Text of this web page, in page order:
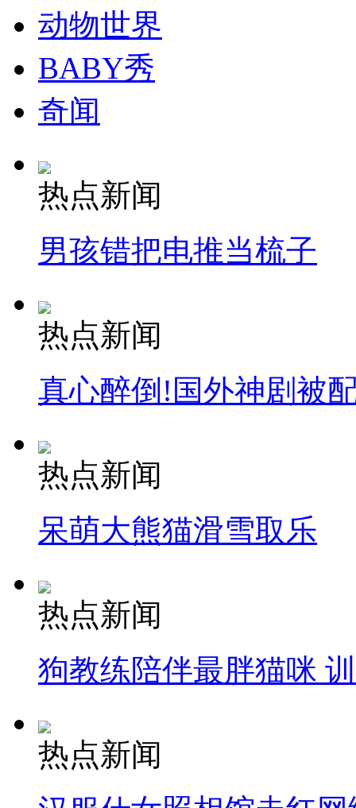
纽约上演“枕头大战”
司机酒驾遇交警 急速倒车逃窜
动物世界
BABY秀
奇闻
热点新闻
男孩错把电推当梳子
热点新闻
真心醉倒!国外神剧被
热点新闻
呆萌大熊猫滑雪取乐
热点新闻
狗教练陪伴最胖猫咪
热点新闻